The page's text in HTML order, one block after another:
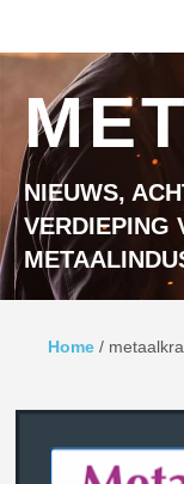
NIEUWS,
VERDIEPING
Home /